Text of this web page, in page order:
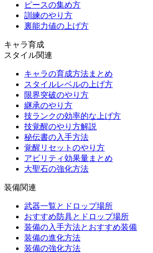
ピースの集め方
訓練のやり方
裏能力値の上げ方
キャラ育成
スタイル関連
キャラの育成方法まとめ
スタイルレベルの上げ方
限界突破のやり方
継承のやり方
技ランクの効率的な上げ方
技覚醒のやり方解説
秘伝書の入手方法
覚醒リセットのやり方
アビリティ効果量まとめ
大聖石の強化方法
装備関連
武器一覧とドロップ場所
おすすめ防具とドロップ場所
装備の入手方法とおすすめ装備
装備の進化方法
装備の強化方法